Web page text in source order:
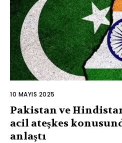
10 MAYIS 2025
Pakistan ve
acil ateşkes
anlaştı